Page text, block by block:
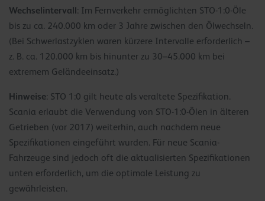
Wechselintervall: Im Fernverkehr ermöglichten STO-1:0-Öle
bis zu ca. 240.000 km oder 3 Jahre zwischen den Ölwechseln.
(Bei Schwerlastzyklen waren kürzere Intervalle erforderlich –
z. B. ca. 120.000 km bis hinunter zu 30–45.000 km bei
extremem Geländeeinsatz.)
Hinweise: STO 1:0 gilt heute als veraltete Spezifikation.
Scania erlaubt die Verwendung von STO-1:0-Ölen in älteren
Getrieben (vor 2017) weiterhin, auch nachdem neue
Spezifikationen eingeführt wurden. Für neue Scania-
Fahrzeuge sind jedoch oft die aktualisierten Spezifikationen
unten erforderlich, um die optimale Leistung zu
gewährleisten.